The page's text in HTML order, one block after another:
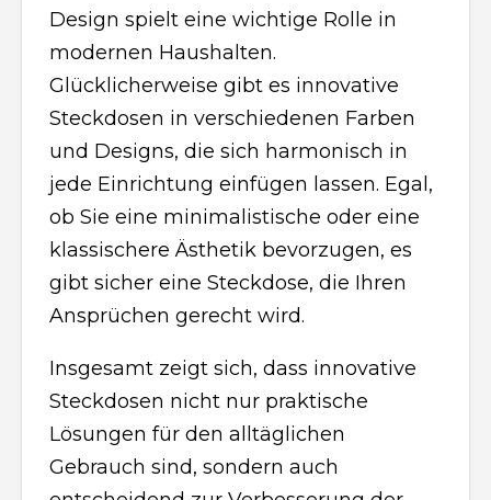
Design spielt eine wichtige Rolle in
modernen Haushalten.
Glücklicherweise gibt es innovative
Steckdosen in verschiedenen Farben
und Designs, die sich harmonisch in
jede Einrichtung einfügen lassen. Egal,
ob Sie eine minimalistische oder eine
klassischere Ästhetik bevorzugen, es
gibt sicher eine Steckdose, die Ihren
Ansprüchen gerecht wird.
Insgesamt zeigt sich, dass innovative
Steckdosen nicht nur praktische
Lösungen für den alltäglichen
Gebrauch sind, sondern auch